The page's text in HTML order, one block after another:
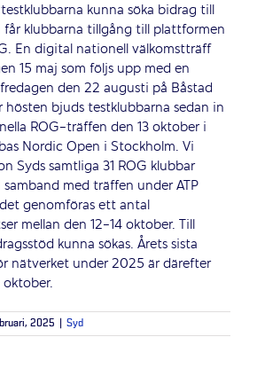
kunna söka bidrag till
klubbarna tillgång till plattformen
En digital nationell välkomstträff
15 maj som följs upp med en
den 22 augusti på Båstad
bjuds testklubbarna sedan in
ROG-träffen den 13 oktober i
Nordic Open i Stockholm. Vi
Syds samtliga 31 ROG klubbar
med träffen under ATP
genomföras ett antal
mellan den 12-14 oktober. Till
kunna sökas. Årets sista
nätverket under 2025 är därefter
2025 Syd